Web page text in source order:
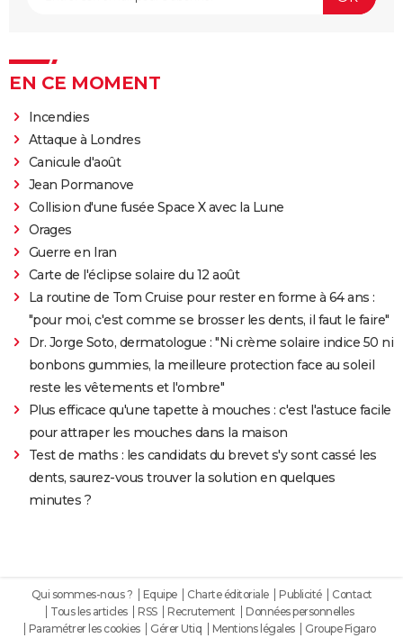
EN CE MOMENT
Incendies
Attaque à Londres
Canicule d'août
Jean Pormanove
Collision d'une fusée Space X avec la Lune
Orages
Guerre en Iran
Carte de l'éclipse solaire du 12 août
La routine de Tom Cruise pour rester en forme à 64 ans :
"pour moi, c'est comme se brosser les dents, il faut le faire"
Dr. Jorge Soto, dermatologue : "Ni crème solaire indice 50 ni
bonbons gummies, la meilleure protection face au soleil
reste les vêtements et l'ombre"
Plus efficace qu'une tapette à mouches : c'est l'astuce facile
pour attraper les mouches dans la maison
Test de maths : les candidats du brevet s'y sont cassé les
dents, saurez-vous trouver la solution en quelques
minutes ?
Qui sommes-nous ? Equipe Charte éditoriale Publicité
Contact
Tous les articles
RSS Recrutement
Données personnelles
Paramétrer les cookies
Gérer Utiq Mentions légales Groupe Figaro